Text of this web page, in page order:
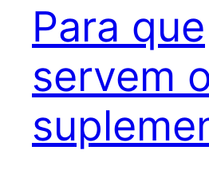
Para que
servem